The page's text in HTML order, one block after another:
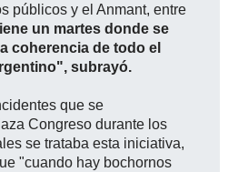
públicos y el Anmant, entre
un martes donde se
coherencia de todo el
subrayó.
que se
Congreso durante los
se trataba esta iniciativa,
"cuando hay bochornos